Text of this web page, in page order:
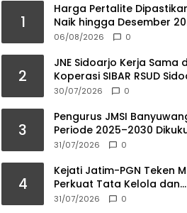
1
Harga Pertalite
Naik hingga Desember
Penjelasan Airlangga
06/08/2026 0
2
JNE Sidoarjo Kerja Sama
Koperasi SIBAR RSUD
Barat Berikan Layanan
30/07/2026 0
3
Pengurus JMSI
Periode 2025–2030
Komitmen Peran Media
31/07/2026 0
4
Kejati Jatim-PGN Teken
Perkuat Tata Kelola dan
Kepastian Hukum
31/07/2026 0